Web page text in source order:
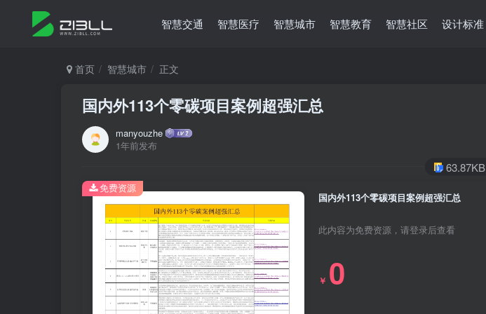
智慧交通 智慧医疗 智慧城市 智慧教育 智慧社区 设计标准
首页 智慧城市 正文
国内外113个零碳项目案例超强汇总
manyouzhe
1年前发布
63.87KB
国内外113个零碳项目案例超强汇总
此内容为免费资源，请登录后查看
￥ 0
免费资源